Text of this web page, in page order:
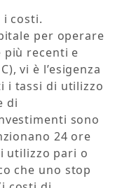
i costi.
per operare
più recenti e
vi è l’esigenza
i tassi di utilizzo
di
sono
24 ore
utilizzo pari o
che uno stop